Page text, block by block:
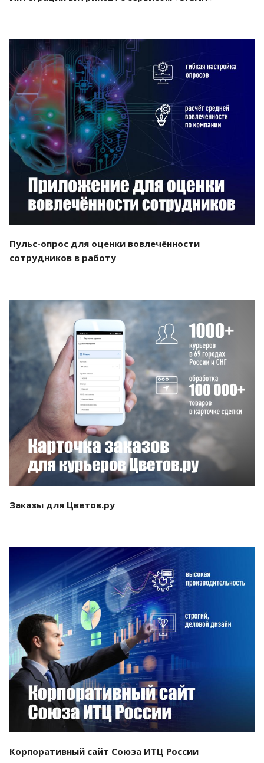
Смотреть проект
Пульс-опрос для оценки вовлечённости
сотрудников в работу
Смотреть проект
Заказы для Цветов.ру
Смотреть проект
Корпоративный сайт Союза ИТЦ России